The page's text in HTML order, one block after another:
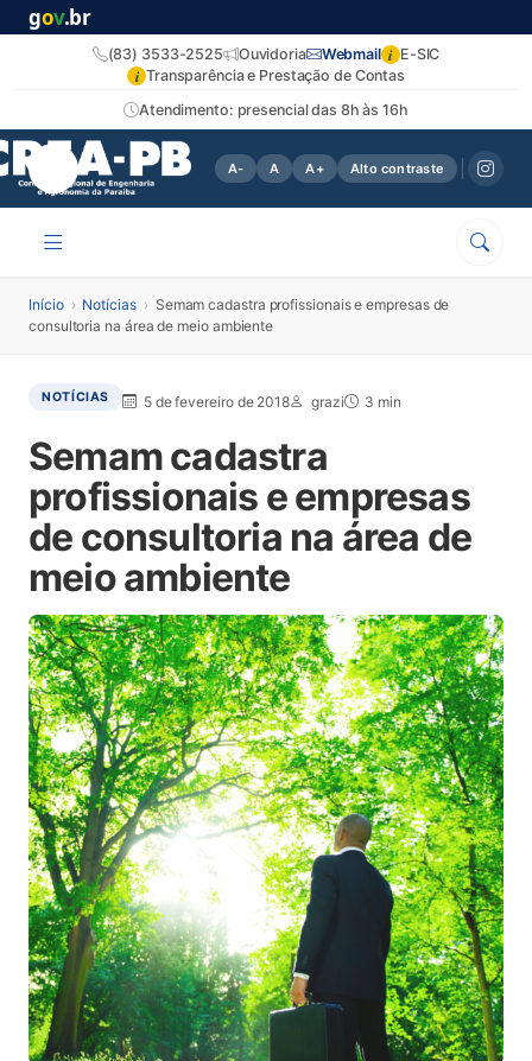
gov.br
Atendimento: presencial das 8h às 16h
(83) 3533-2525 Ouvidoria Webmail i E-SIC
i Transparência e Prestação de Contas
A- A A+ Alto contraste
Início › Notícias › Semam cadastra profissionais e empresas de
consultoria na área de meio ambiente
NOTÍCIAS 5 de fevereiro de 2018 grazi 3 min
Semam cadastra
profissionais e empresas
de consultoria na área de
meio ambiente